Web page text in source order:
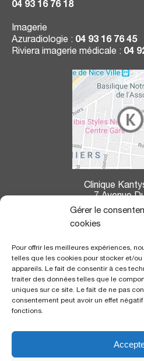
Gérer le
cookies
Pour offrir les meilleures expériences,
telles que les cookies pour stocker et/
appareils. Le fait de consentir à ces
traiter des données telles que le
uniques sur ce site. Le fait de ne pas
consentement peut avoir un effet
fonctions.
04 93 16 76 18
Imagerie
Azuradiologie : 04 93 16 76 45
Riviera imagerie médicale : 04
Clinique
7 Avenue
06004
7,2 kms de l’aéroport
de Nice
350 m de la gareSNCF
700 m de la ligne du Tramway
CERTIFICATION